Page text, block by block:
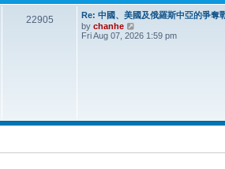
22905
Re: 中國、美國及俄羅斯中亞的爭奪
by chanhe
i
e
Fri Aug 07, 2026 1:59 pm